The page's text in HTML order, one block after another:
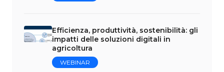
Efficienza, produttività, sostenibilità: gli
impatti delle soluzioni digitali in
agricoltura
WEBINAR